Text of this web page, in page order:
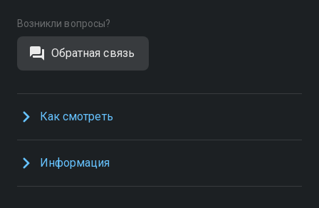
Возникли вопросы?
Обратная связь
Как смотреть
Информация